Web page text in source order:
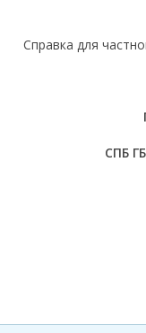
Справка для
СПБ